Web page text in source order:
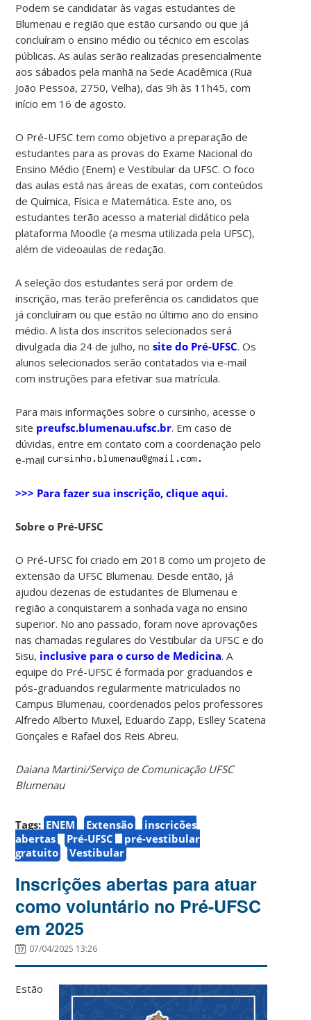
Podem se candidatar às vagas estudantes de
Blumenau e região que estão cursando ou que já
concluíram o ensino médio ou técnico em escolas
públicas. As aulas serão realizadas presencialmente
aos sábados pela manhã na Sede Acadêmica (Rua
João Pessoa, 2750, Velha), das 9h às 11h45, com
início em 16 de agosto.
O Pré-UFSC tem como objetivo a preparação de
estudantes para as provas do Exame Nacional do
Ensino Médio (Enem) e Vestibular da UFSC. O foco
das aulas está nas áreas de exatas, com conteúdos
de Química, Física e Matemática. Este ano, os
estudantes terão acesso a material didático pela
plataforma Moodle (a mesma utilizada pela UFSC),
além de videoaulas de redação.
A seleção dos estudantes será por ordem de
inscrição, mas terão preferência os candidatos que
já concluíram ou que estão no último ano do ensino
médio. A lista dos inscritos selecionados será
divulgada dia 24 de julho, nosite do Pré-UFSC. Os
alunos selecionados serão contatados via e-mail
com instruções para efetivar sua matrícula.
Para mais informações sobre o cursinho, acesse o
site preufsc.blumenau.ufsc.br. Em caso de
dúvidas, entre em contato com a coordenação pelo
e-mail
>>> Para fazer sua inscrição, clique aqui.
Sobre o Pré-UFSC
O Pré-UFSC foi criado em 2018 como um projeto de
extensão da UFSC Blumenau. Desde então, já
ajudou dezenas de estudantes de Blumenau e
região a conquistarem a sonhada vaga no ensino
superior. No ano passado, foram nove aprovações
nas chamadas regulares do Vestibular da UFSC e do
Sisu, inclusive para o curso de Medicina. A
equipe do Pré-UFSC é formada por graduandos e
pós-graduandos regularmente matriculados no
Campus Blumenau, coordenados pelos professores
Alfredo Alberto Muxel, Eduardo Zapp, Eslley Scatena
Gonçales e Rafael dos Reis Abreu.
Daiana Martini/Serviço de Comunicação UFSC
Blumenau
Tags: ENEM Extensão
inscrições
abertas
Pré-UFSC
pré-vestibular
gratuito
Vestibular
Inscrições abertas para atuar
como voluntário no Pré-UFSC
em 2025
07/04/2025 13:26
Estão